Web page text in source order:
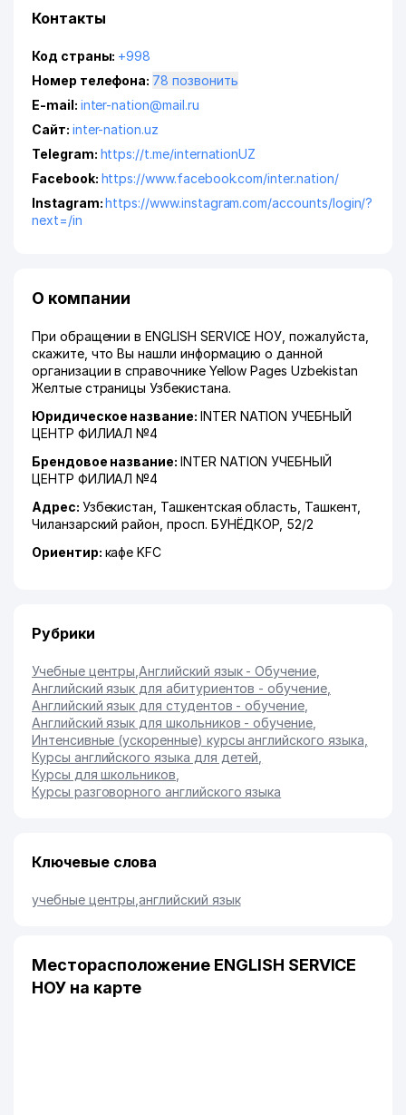
Контакты
Код страны: +998
Номер телефона:
78 позвонить
E-mail: inter-nation@mail.ru
Сайт: inter-nation.uz
Telegram: https://t.me/internationUZ
Facebook: https://www.facebook.com/inter.nation/
Instagram:https://www.instagram.com/accounts/login/?
next=/in
О компании
При обращении в ENGLISH SERVICE НОУ, пожалуйста,
скажите, что Вы нашли информацию о данной
организации в справочнике Yellow Pages Uzbekistan
Желтые страницы Узбекистана.
Юридическое название: INTER NATION УЧЕБНЫЙ
ЦЕНТР ФИЛИАЛ №4
Брендовое название: INTER NATION УЧЕБНЫЙ
ЦЕНТР ФИЛИАЛ №4
Адрес: Узбекистан, Ташкентская область Ташкент,
Чиланзарский район ,просп. БУНЁДКОР , 52/2
Ориентир: кафе KFC
Рубрики
Учебные центры Английский язык - Обучение,
Английский язык для абитуриентов - обучение,
Английский язык для студентов - обучение
Английский язык для школьников - обучение,
Интенсивные (ускоренные) курсы английского языка
Курсы английского языка для детей
Курсы для школьников
Курсы разговорного английского языка
Ключевые слова
учебные центры ,английский язык
Месторасположение ENGLISH SERVICE
НОУ на карте